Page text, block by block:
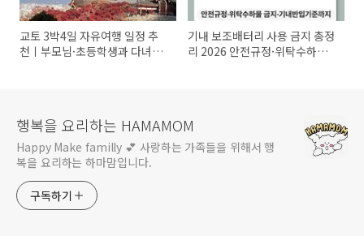
교토 3박4일 자유여행 일정 추
천ㅣ부모님·초등학생과 다녀온
기내 보조배터리 사용 금지 총정
리 2026 안전규정·위탁수하물
행복을 요리하는 HAMAMOM
Happy Make familly 💕 사랑하는 가족들을 위해서 행
복을 요리하는 하마맘입니다.
구독하기